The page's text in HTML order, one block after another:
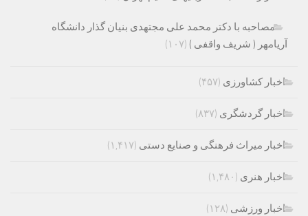
مصاحبه با دکتر محمد علی مجتهدی بنیان گذار دانشگاه
آریامهر ( شریف واقفی ) (۱۰۷)
اخبار کشاورزی (۴۵۷)
اخبار گردشگری (۸۳۷)
اخبار میراث فرهنگی و صنایع دستی (۱,۴۱۷)
اخبار هنری (۱,۴۸۰)
اخبار ورزشی (۱۲۸)